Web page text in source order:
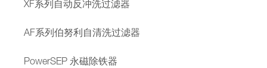
XF系列自动反冲洗过滤器
AF系列伯努利自清洗过滤器
PowerSEP 永磁除铁器